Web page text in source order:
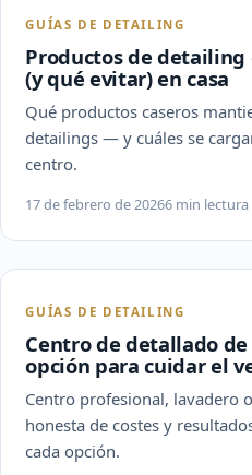
GUÍAS DE DETAILING
Productos de
(y qué evitar) en casa
Qué productos caseros
detailings — y cuáles se
centro.
17 de febrero de 20266 min lectura
GUÍAS DE DETAILING
Centro de detallado
opción para cuidar el
Centro profesional, lavadero
honesta de costes y
cada opción.